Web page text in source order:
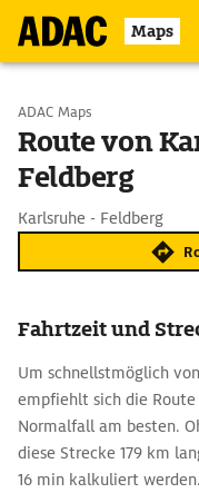
Maps
Start wählen
Ziel eingeben
ADAC Maps
Route von
Feldberg
Karlsruhe - Feldberg
Fahrtzeit und
Um schnellstmöglich
empfiehlt sich die
Normalfall am besten.
diese Strecke 179 km
16 min kalkuliert